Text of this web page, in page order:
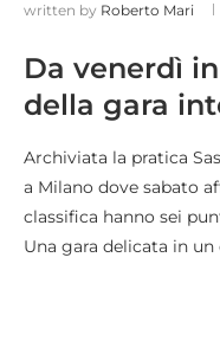
written by Roberto Mari
Da venerdì
della gara
Archiviata la pratica
a Milano dove sabato
classifica hanno sei
Una gara delicata in